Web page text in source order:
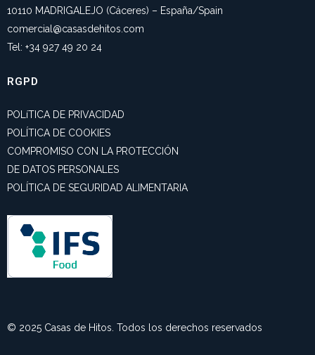
10110 MADRIGALEJO (Cáceres) – España/Spain
comercial@casasdehitos.com
Tel: +34 927 49 20 24
RGPD
POLíTICA DE PRIVACIDAD
POLÍTICA DE COOKIES
COMPROMISO CON LA PROTECCIÓN
DE DATOS PERSONALES
POLÍTICA DE SEGURIDAD ALIMENTARIA
© 2025 Casas de Hitos. Todos los derechos reservados